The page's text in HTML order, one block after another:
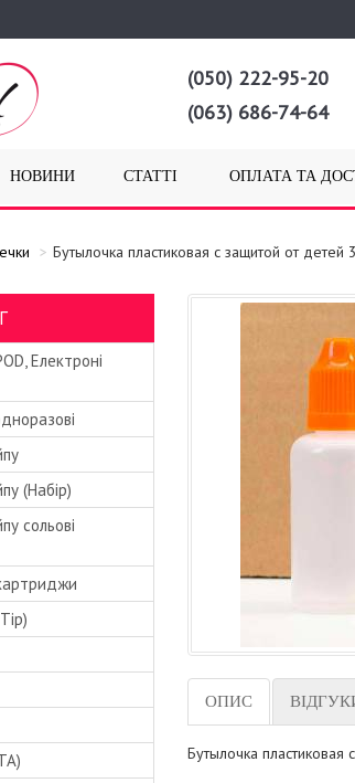
(050) 222-95-20
(063) 686-74-64
НОВИНИ СТАТТІ ОПЛАТА ТА
Бутылочка пластиковая с защитой от детей
Електроні
(Набір)
сольові
ОПИС
Бутылочка